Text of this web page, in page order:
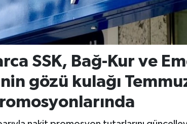
SSK, Bağ-Kur ve
gözü kulağı